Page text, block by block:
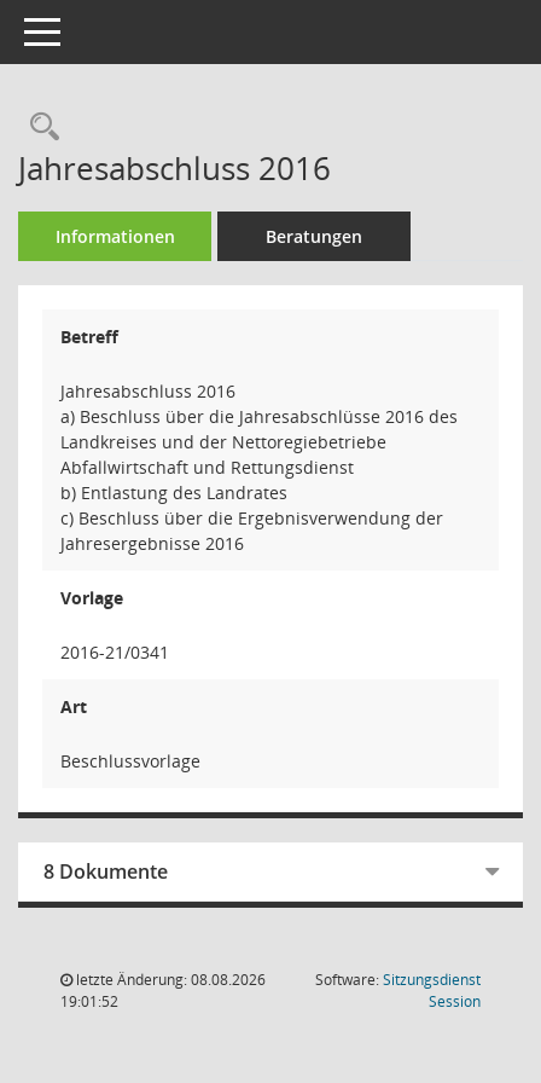
Toggle navigation
Rechercheauswahl
Jahresabschluss 2016
Informationen Beratungen
Betreff
Jahresabschluss 2016
a) Beschluss über die Jahresabschlüsse 2016 des
Landkreises und der Nettoregiebetriebe
Abfallwirtschaft und Rettungsdienst
b) Entlastung des Landrates
c) Beschluss über die Ergebnisverwendung der
Jahresergebnisse 2016
Vorlage
2016-21/0341
Art
Beschlussvorlage
8 Dokumente
letzte Änderung: 08.08.2026
19:01:52
Software:Sitzungsdienst
Session(Wird in